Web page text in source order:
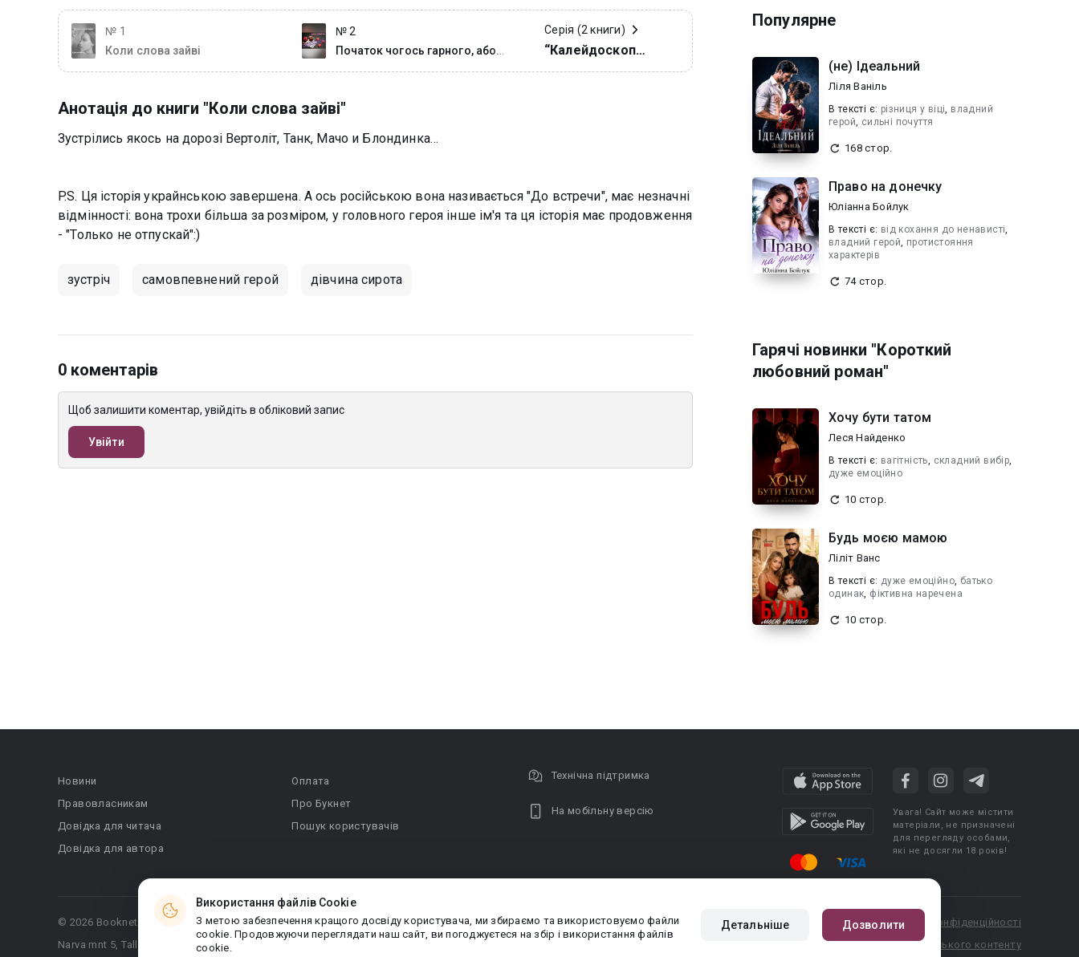
№ 1
Коли слова зайві
№ 2
Початок чогось гарного, або
Серія (2 книги)
“Калейдоскоп
зустрічей у твоєму
Анотація до книги "Коли слова зайві"
Зустрілись якось на дорозі Вертоліт, Танк, Мачо и Блондинка…
P.S. Ця історія украйнською завершена. А ось російською вона називається "До встречи", має незначні
відмінності: вона трохи більша за розміром, у головного героя інше ім'я та ця історія має продовження
- "Только не отпускай":)
зустріч самовпевнений герой дівчина сирота
0 коментарів
Щоб залишити коментар, увійдіть в обліковий запис
Увійти
Популярне
(не) Ідеальний
Ліля Ваніль
В текcті є: різниця у віці, владний
герой, сильні почуття
168 стор.
Право на донечку
Юліанна Бойлук
В текcті є: від кохання до ненависті,
владний герой, протистояння
характерів
74 стор.
Гарячі новинки "Короткий
любовний роман"
Хочу бути татом
Леся Найденко
В текcті є: вагітність, складний вибір,
дуже емоційно
10 стор.
Будь моєю мамою
Ліліт Ванс
В текcті є: дуже емоційно, батько
одинак, фіктивна наречена
10 стор.
Використання файлів Cookie
З метою забезпечення кращого досвіду користувача, ми збираємо та використовуємо файли
cookie. Продовжуючи переглядати наш сайт, ви погоджуєтеся на збір і використання файлів
cookie.
Детальніше Дозволити
Новини
Правовласникам
Довідка для читача
Довідка для автора
Оплата
Про Букнет
Пошук користувачів
Технічна підтримка
На мобільну версію
Увага! Сайт може містити
матеріали, не призначені
для перегляду особами,
які не досягли 18 років!
© 2026 Booknet. Всі права захищено.
Narva mnt 5, Tallinn 10117, Естонія
Privacy policy Угода користувача
Політика конфіденційності
Правила публікації авторського контенту